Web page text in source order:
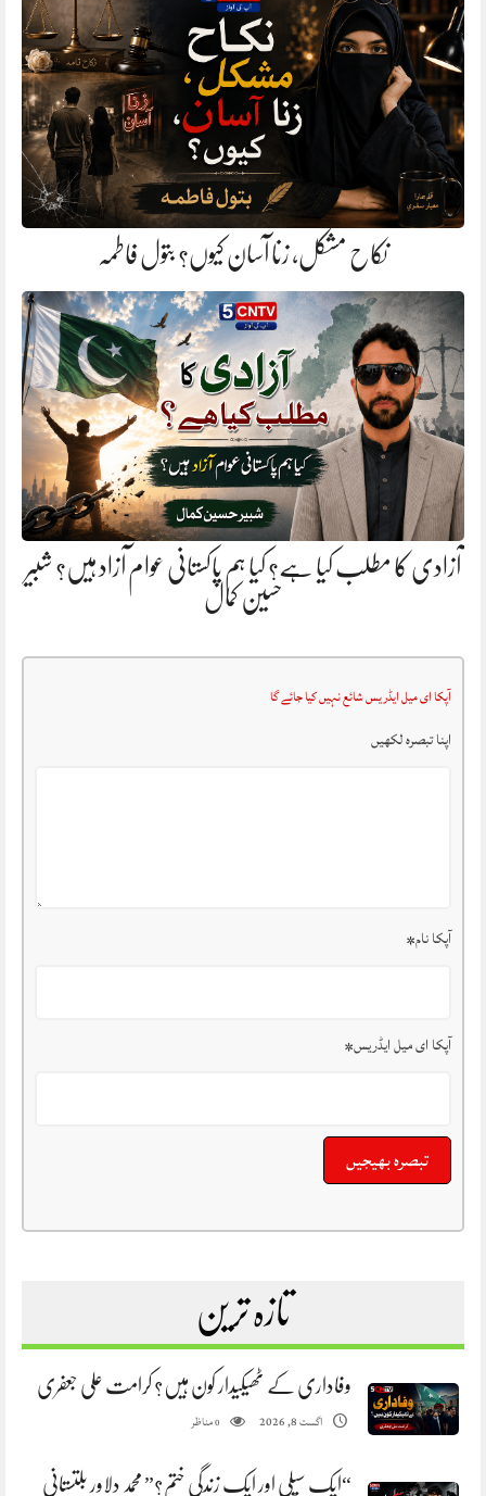
نکاح مشکل، زنا آسان کیوں؟ بتول فاطمہ
آزادی کا مطلب کیا ہے؟ کیا ہم پاکستانی عوام آزاد ہیں؟ شبیر
حسین کمال
آپکا ای میل ایڈریس شائع نہیں کیا جائے گا
اپنا تبصرہ لکھیں
آپکا نام*
آپکا ای میل ایڈریس*
تازہ ترین
وفاداری کے ٹھیکیدار کون ہیں؟ کرامت علی جعفری
اگست 8, 2026 0مناظر
“ایک سپلی اور ایک زندگی ختم؟” محمد دلاور بلتستانی